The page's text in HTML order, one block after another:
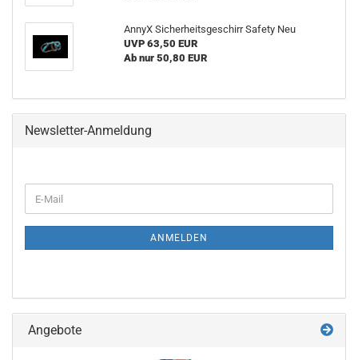
AnnyX Sicherheitsgeschirr Safety Neu
UVP 63,50 EUR
Ab nur 50,80 EUR
Newsletter-Anmeldung
ZUR
E-
Mail
ANMELDEN
Angebote